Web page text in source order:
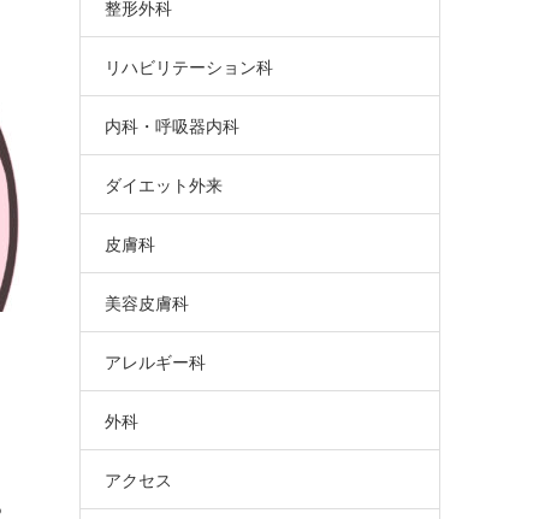
整形外科
リハビリテーション科
内科・呼吸器内科
ダイエット外来
皮膚科
美容皮膚科
アレルギー科
外科
アクセス